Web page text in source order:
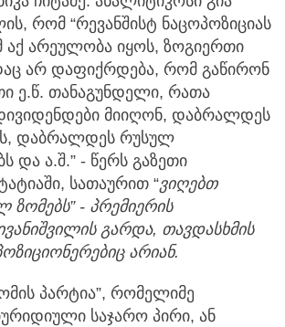
რომ “რევანშისტ ნაცოპოზიციას
აქ არეულობა იყოს, ზოგიერთი
არ დაფიქრდება, რომ გაწირონ
ე.წ. თანაგუნდელი, რათა
მიიღონ, დაბრალდეს
დაბრალდეს რუსულ
და ა.შ.” - წერს გაზეთი
სათაურით “ვიღებთ
ზომებს” - პრემიერის
გარდა, თავდასხმის
არიან.
პარტია”, რომელიმე
საჯარო პირი, ან